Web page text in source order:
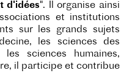
d'idées". Il organise ainsi
et institutions
sur les grands sujets
les sciences des
les sciences humaines,
il participe et contribue